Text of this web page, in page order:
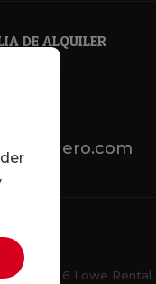
DE ALQUILER
© 2026 Lowe